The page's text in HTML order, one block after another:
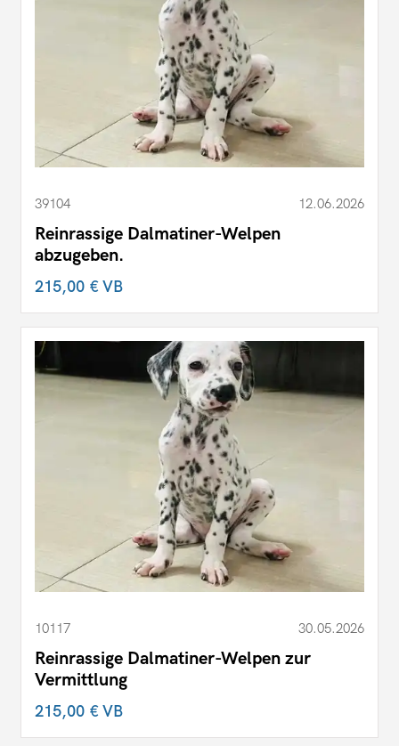
39104 12.06.2026
Reinrassige Dalmatiner-Welpen
abzugeben.
215,00 €VB
10117 30.05.2026
Reinrassige Dalmatiner-Welpen zur
Vermittlung
215,00 €VB